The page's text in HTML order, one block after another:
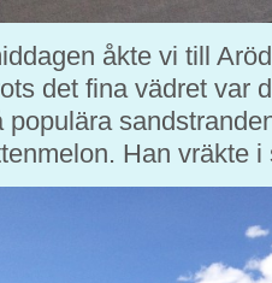
åkte vi till
det fina vädret var
populära
Han vräkte